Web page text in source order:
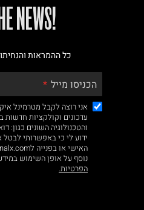
!GET THE NEWS
כל ההמראות
הכניסו מייל
אני רוצה לקבל מטרמינל
עדכונים וקולקציות
והטכנולוגיה השונים כגון:
ידוע לי כי באפשרותי
נוסף על אופן השימוש
הפרטיות.